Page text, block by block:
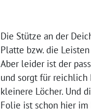
Die Stütze an der
Platte bzw. die
Aber leider ist der
und sorgt für reichlich
kleinere Löcher. Und
Folie ist schon hier im